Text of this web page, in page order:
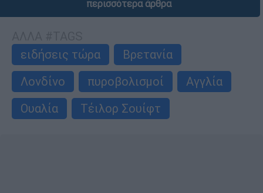
περισσότερα άρθρα
ειδήσεις τώρα
Βρετανία
Λονδίνο
πυροβολισμοί
Αγγλία
Ουαλία
Τέιλορ Σουίφτ